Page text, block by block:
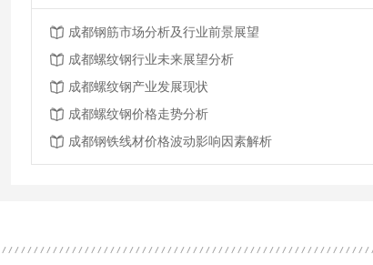
成都螺纹钢
成都钢筋市场分析及行业前景展望
成都螺纹钢行业未来展望分析
成都螺纹钢产业发展现状
成都螺纹钢价格走势分析
成都钢铁线材价格波动影响因素解析